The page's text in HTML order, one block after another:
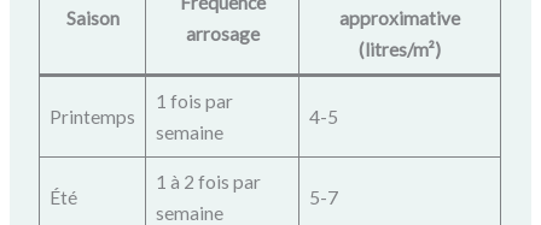
Saison
arrosage
approximative
(litres/m²)
Printemps
1 fois par
semaine
4-5
Été
1 à 2 fois par
semaine
5-7